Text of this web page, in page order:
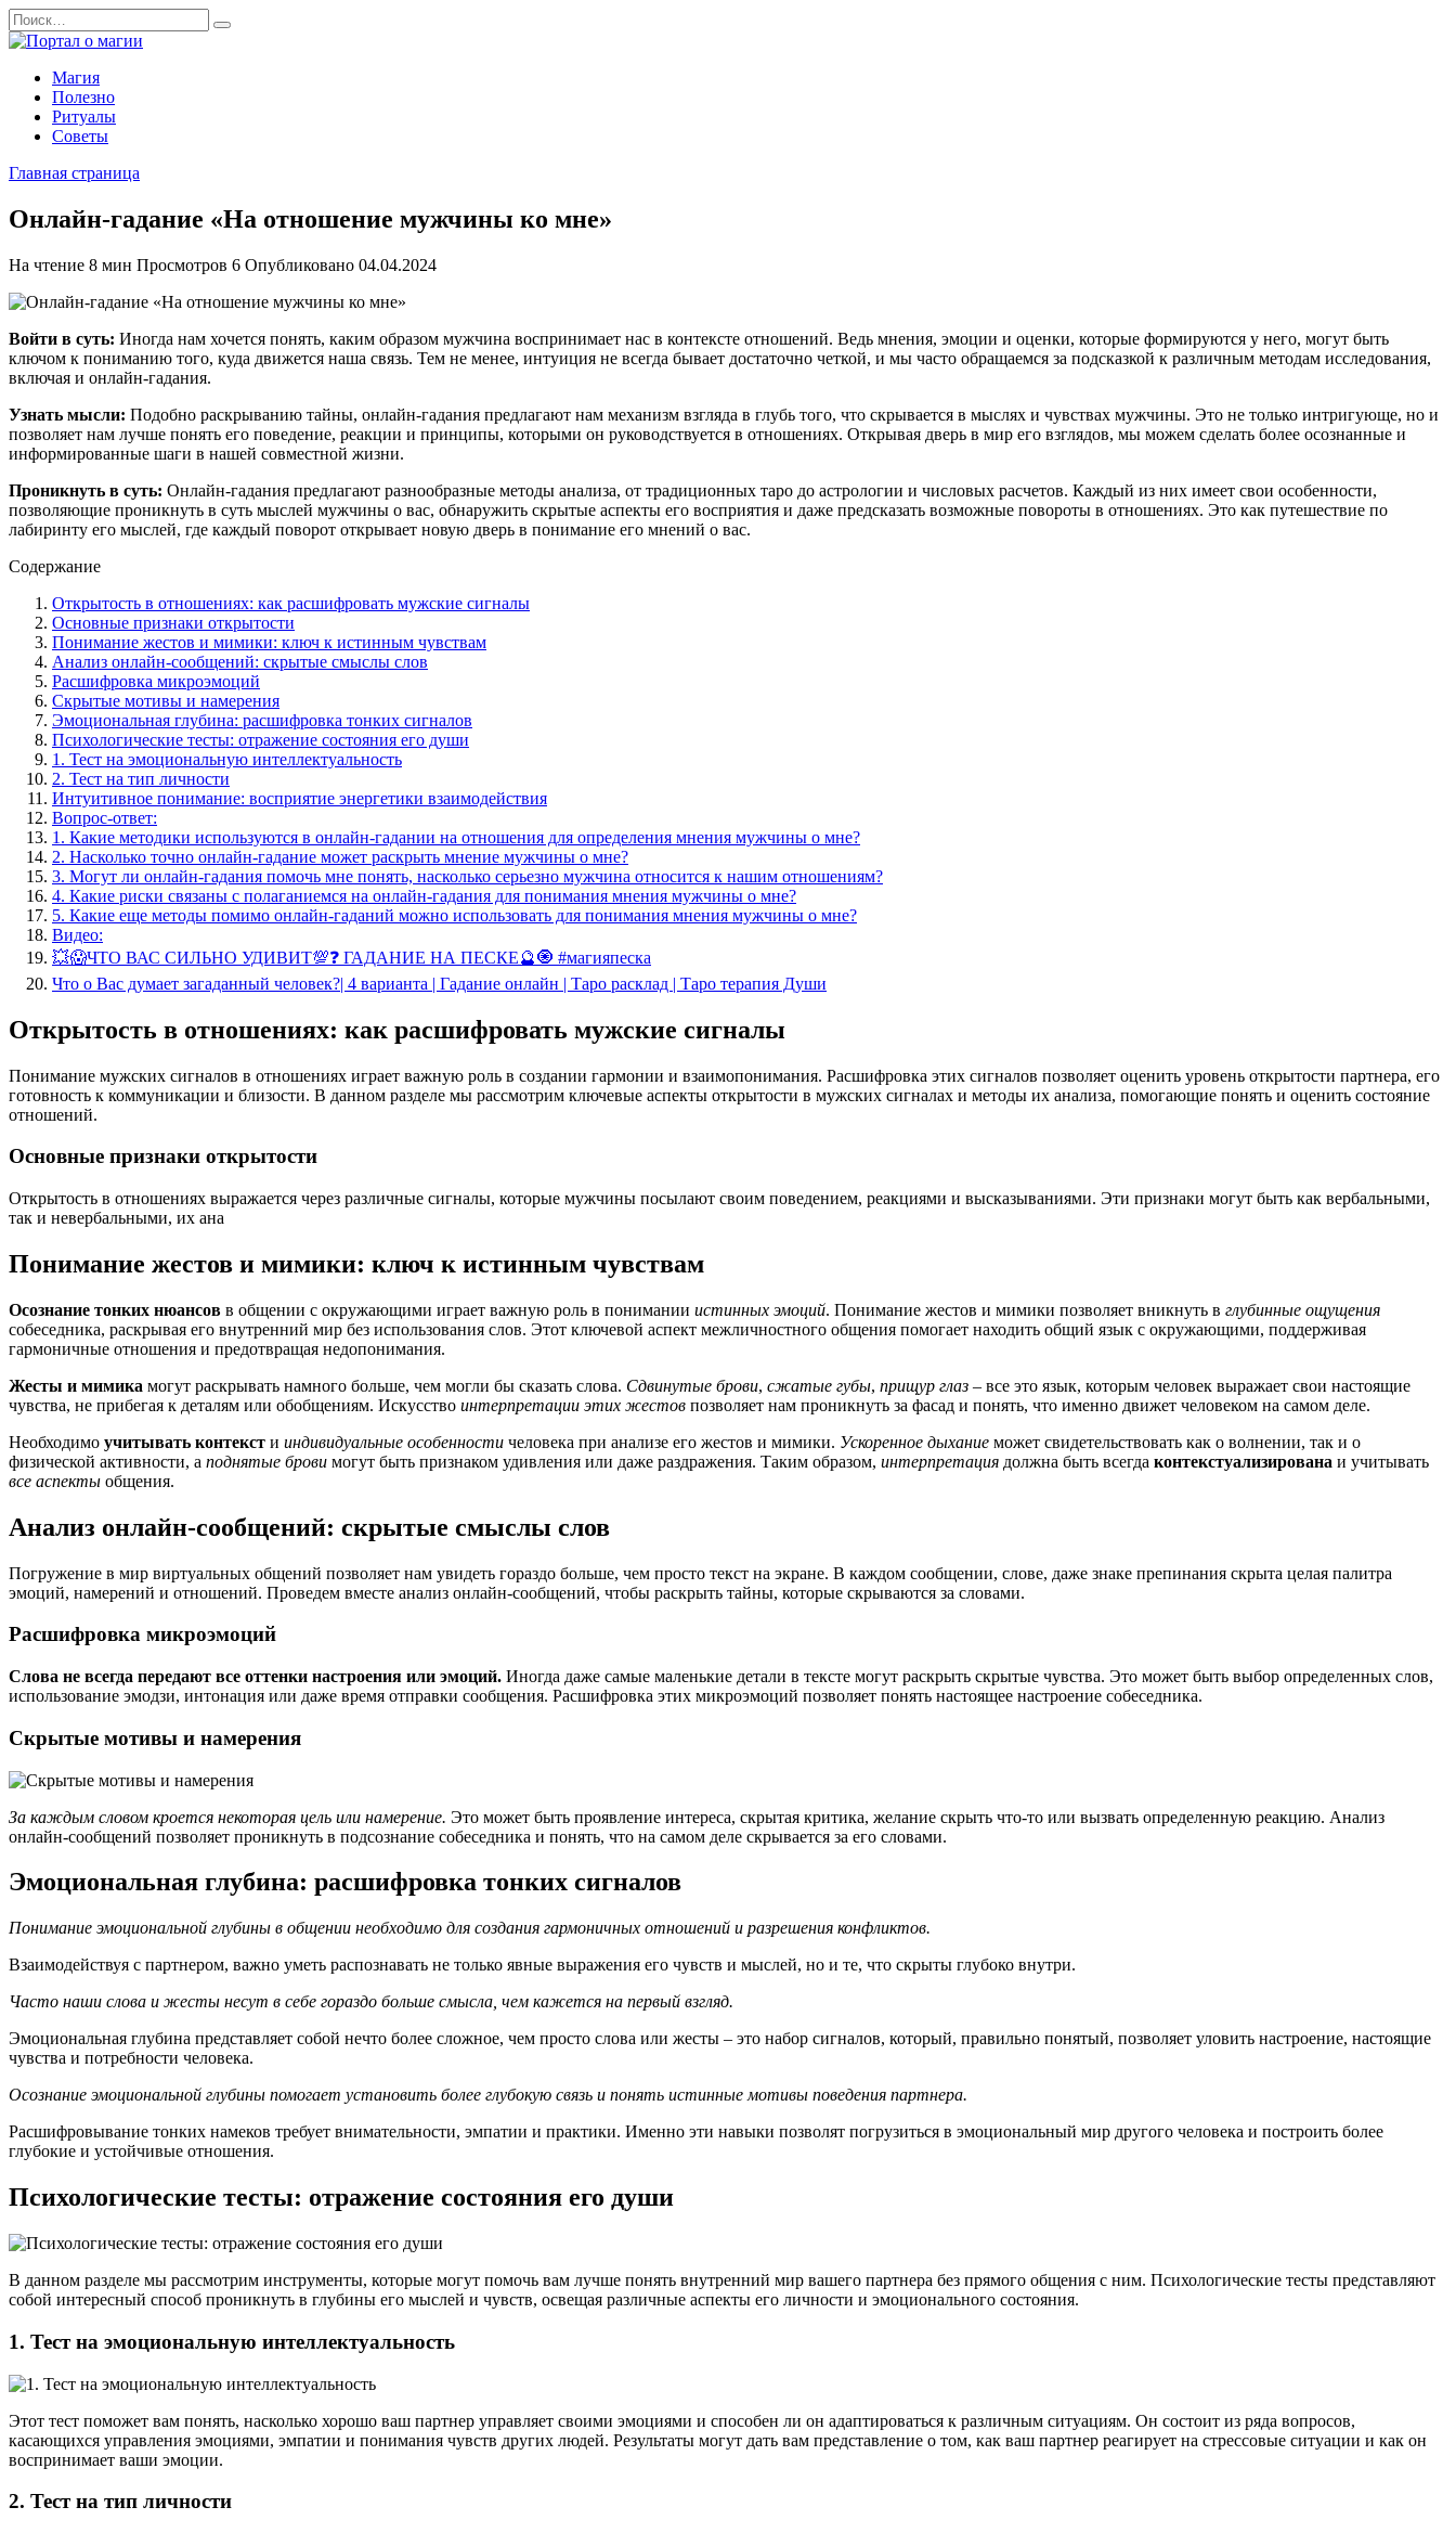
Перейти
к
содержанию
Search
for:
Магия
Полезно
Ритуалы
Советы
Главная страница
Онлайн-гадание «На отношение мужчины ко мне»
На чтение 8 мин Просмотров 6 Опубликовано 04.04.2024
Войти в суть: Иногда нам хочется понять, каким образом мужчина воспринимает нас в контексте отношений. Ведь мнения, эмоции и оценки, которые формируются у него, могут быть
ключом к пониманию того, куда движется наша связь. Тем не менее, интуиция не всегда бывает достаточно четкой, и мы часто обращаемся за подсказкой к различным методам исследования,
включая и онлайн-гадания.
Узнать мысли: Подобно раскрыванию тайны, онлайн-гадания предлагают нам механизм взгляда в глубь того, что скрывается в мыслях и чувствах мужчины. Это не только интригующе, но и
позволяет нам лучше понять его поведение, реакции и принципы, которыми он руководствуется в отношениях. Открывая дверь в мир его взглядов, мы можем сделать более осознанные и
информированные шаги в нашей совместной жизни.
Проникнуть в суть: Онлайн-гадания предлагают разнообразные методы анализа, от традиционных таро до астрологии и числовых расчетов. Каждый из них имеет свои особенности,
позволяющие проникнуть в суть мыслей мужчины о вас, обнаружить скрытые аспекты его восприятия и даже предсказать возможные повороты в отношениях. Это как путешествие по
лабиринту его мыслей, где каждый поворот открывает новую дверь в понимание его мнений о вас.
Содержание
Открытость в отношениях: как расшифровать мужские сигналы
Основные признаки открытости
Понимание жестов и мимики: ключ к истинным чувствам
Анализ онлайн-сообщений: скрытые смыслы слов
Расшифровка микроэмоций
Скрытые мотивы и намерения
Эмоциональная глубина: расшифровка тонких сигналов
Психологические тесты: отражение состояния его души
1. Тест на эмоциональную интеллектуальность
2. Тест на тип личности
Интуитивное понимание: восприятие энергетики взаимодействия
Вопрос-ответ:
1. Какие методики используются в онлайн-гадании на отношения для определения мнения мужчины о мне?
2. Насколько точно онлайн-гадание может раскрыть мнение мужчины о мне?
3. Могут ли онлайн-гадания помочь мне понять, насколько серьезно мужчина относится к нашим отношениям?
4. Какие риски связаны с полаганиемся на онлайн-гадания для понимания мнения мужчины о мне?
5. Какие еще методы помимо онлайн-гаданий можно использовать для понимания мнения мужчины о мне?
Видео:
💥😱ЧТО ВАС СИЛЬНО УДИВИТ💯❓ ГАДАНИЕ НА ПЕСКЕ🔮🧿 #магияпеска
Что о Вас думает загаданный человек?| 4 варианта | Гадание онлайн | Таро расклад | Таро терапия Души
Открытость в отношениях: как расшифровать мужские сигналы
Понимание мужских сигналов в отношениях играет важную роль в создании гармонии и взаимопонимания. Расшифровка этих сигналов позволяет оценить уровень открытости партнера, его
готовность к коммуникации и близости. В данном разделе мы рассмотрим ключевые аспекты открытости в мужских сигналах и методы их анализа, помогающие понять и оценить состояние
отношений.
Основные признаки открытости
Открытость в отношениях выражается через различные сигналы, которые мужчины посылают своим поведением, реакциями и высказываниями. Эти признаки могут быть как вербальными,
так и невербальными, их ана
Понимание жестов и мимики: ключ к истинным чувствам
Осознание тонких нюансов в общении с окружающими играет важную роль в понимании истинных эмоций. Понимание жестов и мимики позволяет вникнуть в глубинные ощущения
собеседника, раскрывая его внутренний мир без использования слов. Этот ключевой аспект межличностного общения помогает находить общий язык с окружающими, поддерживая
гармоничные отношения и предотвращая недопонимания.
Жесты и мимика могут раскрывать намного больше, чем могли бы сказать слова. Сдвинутые брови, сжатые губы, прищур глаз – все это язык, которым человек выражает свои настоящие
чувства, не прибегая к деталям или обобщениям. Искусство интерпретации этих жестов позволяет нам проникнуть за фасад и понять, что именно движет человеком на самом деле.
Необходимо учитывать контекст и индивидуальные особенности человека при анализе его жестов и мимики. Ускоренное дыхание может свидетельствовать как о волнении, так и о
физической активности, а поднятые брови могут быть признаком удивления или даже раздражения. Таким образом, интерпретация должна быть всегда контекстуализирована и учитывать
все аспекты общения.
Анализ онлайн-сообщений: скрытые смыслы слов
Погружение в мир виртуальных общений позволяет нам увидеть гораздо больше, чем просто текст на экране. В каждом сообщении, слове, даже знаке препинания скрыта целая палитра
эмоций, намерений и отношений. Проведем вместе анализ онлайн-сообщений, чтобы раскрыть тайны, которые скрываются за словами.
Расшифровка микроэмоций
Слова не всегда передают все оттенки настроения или эмоций. Иногда даже самые маленькие детали в тексте могут раскрыть скрытые чувства. Это может быть выбор определенных слов,
использование эмодзи, интонация или даже время отправки сообщения. Расшифровка этих микроэмоций позволяет понять настоящее настроение собеседника.
Скрытые мотивы и намерения
За каждым словом кроется некоторая цель или намерение. Это может быть проявление интереса, скрытая критика, желание скрыть что-то или вызвать определенную реакцию. Анализ
онлайн-сообщений позволяет проникнуть в подсознание собеседника и понять, что на самом деле скрывается за его словами.
Эмоциональная глубина: расшифровка тонких сигналов
Понимание эмоциональной глубины в общении необходимо для создания гармоничных отношений и разрешения конфликтов.
Взаимодействуя с партнером, важно уметь распознавать не только явные выражения его чувств и мыслей, но и те, что скрыты глубоко внутри.
Часто наши слова и жесты несут в себе гораздо больше смысла, чем кажется на первый взгляд.
Эмоциональная глубина представляет собой нечто более сложное, чем просто слова или жесты – это набор сигналов, который, правильно понятый, позволяет уловить настроение, настоящие
чувства и потребности человека.
Осознание эмоциональной глубины помогает установить более глубокую связь и понять истинные мотивы поведения партнера.
Расшифровывание тонких намеков требует внимательности, эмпатии и практики. Именно эти навыки позволят погрузиться в эмоциональный мир другого человека и построить более
глубокие и устойчивые отношения.
Психологические тесты: отражение состояния его души
В данном разделе мы рассмотрим инструменты, которые могут помочь вам лучше понять внутренний мир вашего партнера без прямого общения с ним. Психологические тесты представляют
собой интересный способ проникнуть в глубины его мыслей и чувств, освещая различные аспекты его личности и эмоционального состояния.
1. Тест на эмоциональную интеллектуальность
Этот тест поможет вам понять, насколько хорошо ваш партнер управляет своими эмоциями и способен ли он адаптироваться к различным ситуациям. Он состоит из ряда вопросов,
касающихся управления эмоциями, эмпатии и понимания чувств других людей. Результаты могут дать вам представление о том, как ваш партнер реагирует на стрессовые ситуации и как он
воспринимает ваши эмоции.
2. Тест на тип личности